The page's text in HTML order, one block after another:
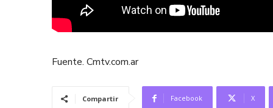
Fuente. Cmtv.com.ar
Compartir Facebook X